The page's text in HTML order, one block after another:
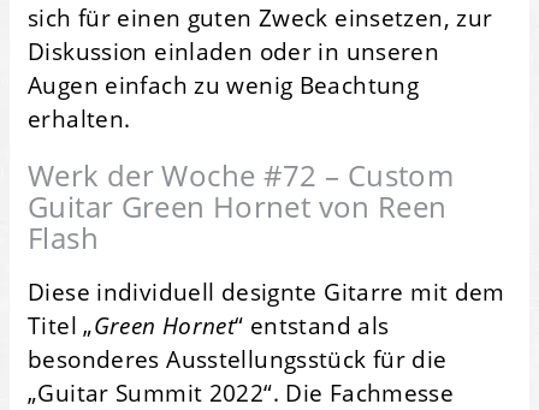
sich für einen guten Zweck einsetzen, zur
Diskussion einladen oder in unseren
Augen einfach zu wenig Beachtung
erhalten.
Werk der Woche #72 – Custom
Guitar Green Hornet von Reen
Flash
Diese individuell designte Gitarre mit dem
Titel „Green Hornet“ entstand als
besonderes Ausstellungsstück für die
„Guitar Summit 2022“. Die Fachmesse